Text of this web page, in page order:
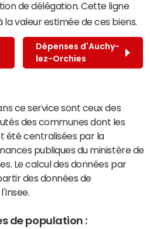
de délégation. Cette ligne
valeur estimée de ces biens.
Dépenses d'Auchy-
lez-Orchies
ce service sont ceux des
des communes dont les
été centralisées par la
publiques du ministère de
Le calcul des données par
des données de
de population :